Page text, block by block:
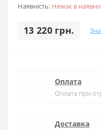
Наявність: Немає в
13 220 грн.
Оплата
Оплата при
Доставка